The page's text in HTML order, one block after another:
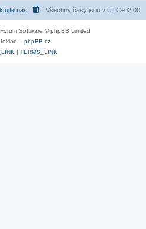
Všechny časy jsou v UTC+02:00
nás
Software © phpBB Limited
– phpBB.cz
| TERMS_LINK